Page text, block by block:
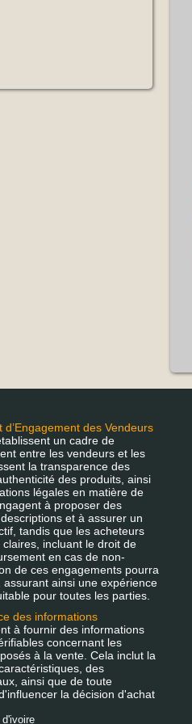
des Vendeurs
un cadre de
entre les vendeurs et les
la transparence des
des produits, ainsi
légales en matière de
à proposer des
et à assurer un
tandis que les acheteurs
incluant le droit de
en cas de non-
de ces engagements pourra
ainsi une expérience
pour toutes les parties.
des informations
à fournir des informations
concernant les
à la vente. Cela inclut la
des
ainsi que de toute
la décision d'achat